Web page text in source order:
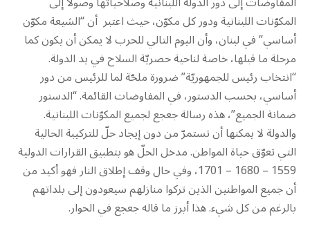
المكوّنات اللبنانية ودور كل مكوّن، حيث اعتبر أن “الشيعة مكوّن
أساسي” في لبنان، وأن اليوم التالي للحرب لا يمكن أن يكون كما
مرحلة ما قبلها، خاصة لناحية حصريّة السلاح في يد الدولة.
“انتخاب رئيس للجمهوريّة” ضرورة ملحّة لما للرئيس من دور
أساسي، بحسب الدستور، في المفاوضات القائمة. “الدستور
ضمانة الجميع”، هذه رسالة جعجع لجميع المكوّنات اللبنانية.
والدولة لا يمكنها أن تستمرّ من دون إيجاد حلّ للتركيبة الحالية
التي تعوّق حياة المواطن. مدخل الحلّ هو بتطبيق القرارات الدولية
1559 – 1680 – 1701، وفي حال وقف إطلاق النار فهو أكيد من
أن جميع المواطنين الذين تركوا منازلهم سيعودون إلى بلداتهم
بالرغم من كل شيء. هذا أبرز ما قاله جعجع في الحوار.